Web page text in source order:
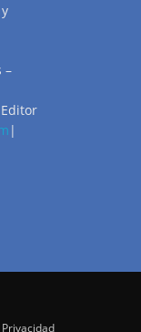
–
|
Privacidad